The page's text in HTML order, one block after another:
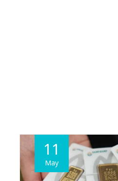
11
May